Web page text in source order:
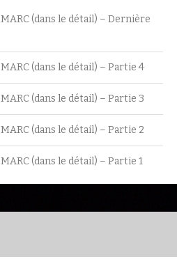
(dans le détail) – Dernière
(dans le détail) – Partie 4
(dans le détail) – Partie 3
(dans le détail) – Partie 2
(dans le détail) – Partie 1